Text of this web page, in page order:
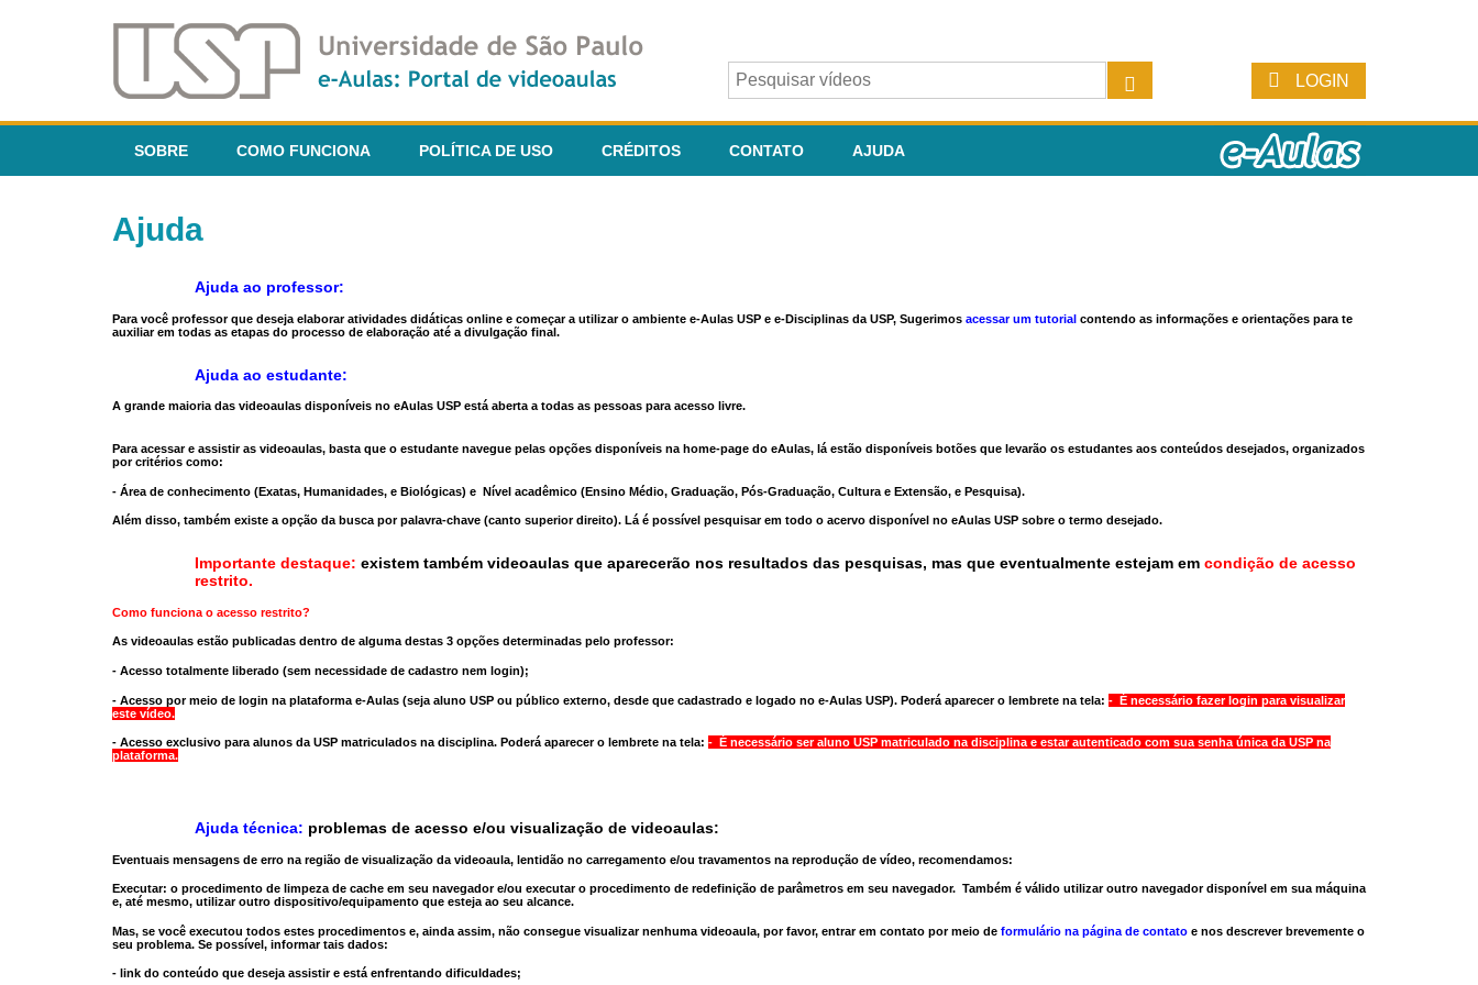
LOGIN
SOBRE COMO FUNCIONA POLÍTICA DE USO CRÉDITOS CONTATO AJUDA
Ajuda
Ajuda ao professor:
Para você professor que deseja elaborar atividades didáticas online e começar a utilizar o ambiente e-Aulas USP e e-Disciplinas da USP, Sugerimos acessar um tutorial contendo as informações e orientações para te
auxiliar em todas as etapas do processo de elaboração até a divulgação final.
Ajuda ao estudante:
A grande maioria das videoaulas disponíveis no eAulas USP está aberta a todas as pessoas para acesso livre.
Para acessar e assistir as videoaulas, basta que o estudante navegue pelas opções disponíveis na home-page do eAulas, lá estão disponíveis botões que levarão os estudantes aos conteúdos desejados, organizados
por critérios como:
- Área de conhecimento (Exatas, Humanidades, e Biológicas) e Nível acadêmico (Ensino Médio, Graduação, Pós-Graduação, Cultura e Extensão, e Pesquisa).
Além disso, também existe a opção da busca por palavra-chave (canto superior direito). Lá é possível pesquisar em todo o acervo disponível no eAulas USP sobre o termo desejado.
Importante destaque: existem também videoaulas que aparecerão nos resultados das pesquisas, mas que eventualmente estejam em condição de acesso
restrito.
Como funciona o acesso restrito?
As videoaulas estão publicadas dentro de alguma destas 3 opções determinadas pelo professor:
- Acesso totalmente liberado (sem necessidade de cadastro nem login);
- Acesso por meio de login na plataforma e-Aulas (seja aluno USP ou público externo, desde que cadastrado e logado no e-Aulas USP). Poderá aparecer o lembrete na tela: - É necessário fazer login para visualizar
este vídeo.
- Acesso exclusivo para alunos da USP matriculados na disciplina. Poderá aparecer o lembrete na tela: - É necessário ser aluno USP matriculado na disciplina e estar autenticado com sua senha única da USP na
plataforma.
Ajuda técnica: problemas de acesso e/ou visualização de videoaulas:
Eventuais mensagens de erro na região de visualização da videoaula, lentidão no carregamento e/ou travamentos na reprodução de vídeo, recomendamos:
Executar: o procedimento de limpeza de cache em seu navegador e/ou executar o procedimento de redefinição de parâmetros em seu navegador. Também é válido utilizar outro navegadordisponível em sua máquina
e, até mesmo, utilizar outro dispositivo/equipamento que esteja ao seu alcance.
Mas, se você executou todos estes procedimentos e, ainda assim, não consegue visualizar nenhuma videoaula, por favor, entrar em contato por meio de formulário na página de contato e nos descrever brevemente o
seu problema. Se possível, informar tais dados:
- link do conteúdo que deseja assistir e está enfrentando dificuldades;